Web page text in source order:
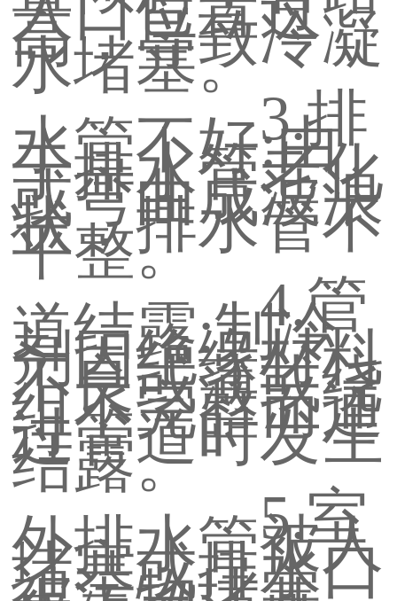
高，导致冷凝
水堵塞。
3.排
水管不好:由
于排水管老化
或弯曲成波浪
状，排水管不
平整。
4.管
道结露:制冷
剂因绝缘材料
不良或薄或绕
组不完整而通
过管道时发生
结露。
5.室
外排水管被人
堵塞或排水口